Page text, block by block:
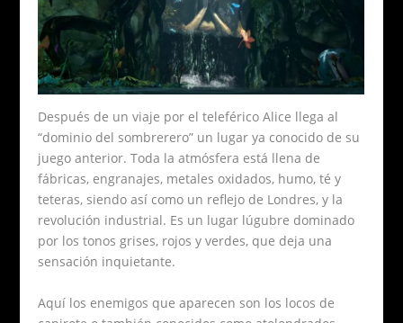
Después de un viaje por el teleférico Alice llega al
“dominio del sombrerero” un lugar ya conocido de su
juego anterior. Toda la atmósfera está llena de
fábricas, engranajes, metales oxidados, humo, té y
teteras, siendo así como un reflejo de Londres, y la
revolución industrial. Es un lugar lúgubre dominado
por los tonos grises, rojos y verdes, que deja una
sensación inquietante.
Aquí los enemigos que aparecen son los locos de